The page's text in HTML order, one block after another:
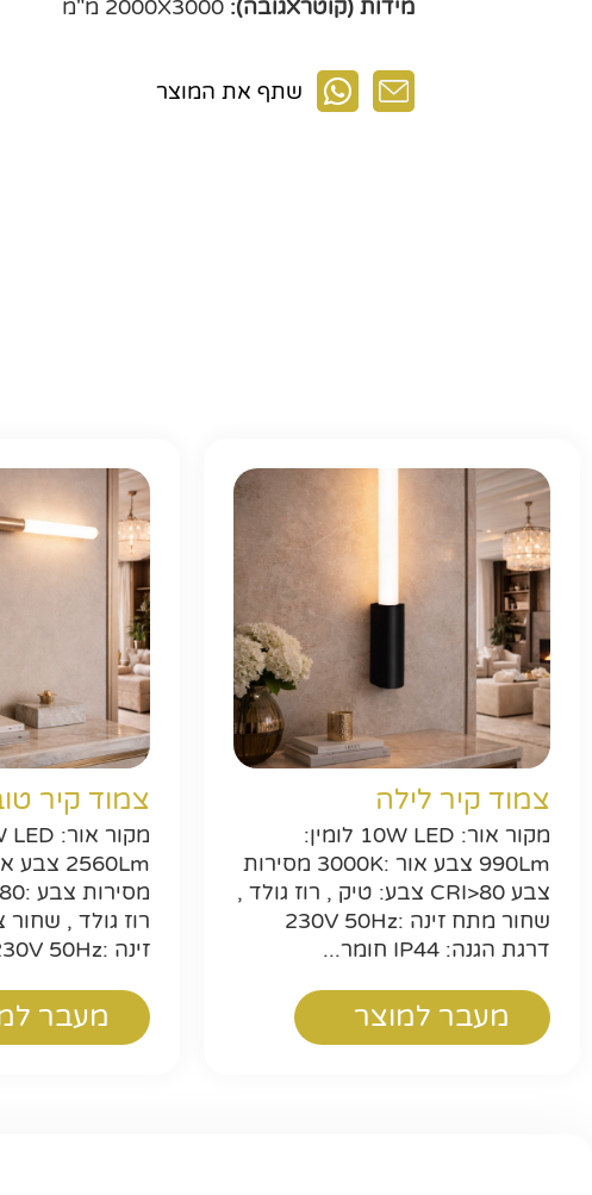
מידות (קוטרXגובה): 2000X3000 מ"מ
שתף את המוצר
צמוד קיר לילה
מקור אור: 10W LED לומין:
990Lm צבע אור :3000K מסירות
צבע CRI>80 צבע: טיק , רוז גולד ,
שחור מתח זינה :230V 50Hz
דרגת הגנה: IP44 חומר...
מעבר למוצר
צמוד קיר
רוז גולד ,
זינה :230V 50Hz דרגת הגנה...
מעבר